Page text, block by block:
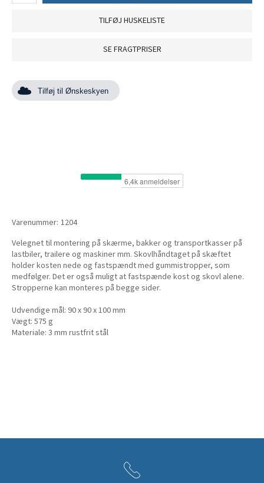
TILFØJ HUSKELISTE
SE FRAGTPRISER
Tilføj til Ønskeskyen
Varenummer: 1204
Velegnet til montering på skærme, bakker og transportkasser på
lastbiler, trailere og maskiner mm. Skovlhåndtaget på skæftet
holder kosten nede og fastspændt med gummistropper, som
medfølger. Det er også muligt at fastspænde kost og skovl alene.
Stropperne kan monteres på begge sider.
Udvendige mål: 90 x 90 x 100 mm
Vægt: 575 g
Materiale: 3 mm rustfrit stål